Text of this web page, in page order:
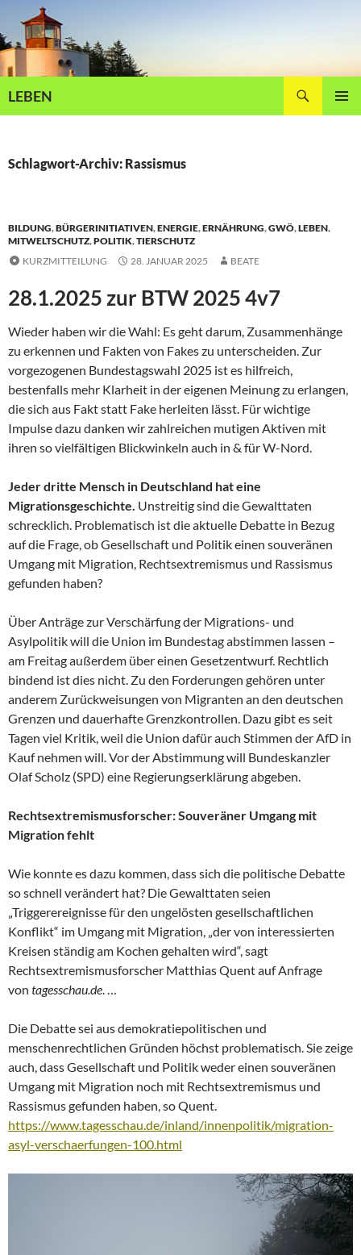
Inhalt
springen
LEBEN
Schlagwort-Archiv: Rassismus
BILDUNG,BÜRGERINITIATIVEN,ENERGIE,ERNÄHRUNG,GWÖ,LEBEN,
MITWELTSCHUTZ,POLITIK,TIERSCHUTZ
KURZMITTEILUNG
28. JANUAR 2025 BEATE
28.1.2025 zur BTW 2025 4v7
Wieder haben wir die Wahl: Es geht darum, Zusammenhänge
zu erkennen und Fakten von Fakes zu unterscheiden. Zur
vorgezogenen Bundestagswahl 2025 ist es hilfreich,
bestenfalls mehr Klarheit in der eigenen Meinung zu erlangen,
die sich aus Fakt statt Fake herleiten lässt. Für wichtige
Impulse dazu danken wir zahlreichen mutigen Aktiven mit
ihren so vielfältigen Blickwinkeln auch in & für W-Nord.
Jeder dritte Mensch in Deutschland hat eine
Migrationsgeschichte. Unstreitig sind die Gewalttaten
schrecklich. Problematisch ist die aktuelle Debatte in Bezug
auf die Frage, ob Gesellschaft und Politik einen souveränen
Umgang mit Migration, Rechtsextremismus und Rassismus
gefunden haben?
Über Anträge zur Verschärfung der Migrations- und
Asylpolitik will die Union im Bundestag abstimmen lassen –
am Freitag außerdem über einen Gesetzentwurf. Rechtlich
bindend ist dies nicht. Zu den Forderungen gehören unter
anderem Zurückweisungen von Migranten an den deutschen
Grenzen und dauerhafte Grenzkontrollen. Dazu gibt es seit
Tagen viel Kritik, weil die Union dafür auch Stimmen der AfD in
Kauf nehmen will. Vor der Abstimmung will Bundeskanzler
Olaf Scholz (SPD) eine Regierungserklärung abgeben.
Rechtsextremismusforscher: Souveräner Umgang mit
Migration fehlt
Wie konnte es dazu kommen, dass sich die politische Debatte
so schnell verändert hat? Die Gewalttaten seien
„Triggerereignisse für den ungelösten gesellschaftlichen
Konflikt“ im Umgang mit Migration, „der von interessierten
Kreisen ständig am Kochen gehalten wird“, sagt
Rechtsextremismusforscher Matthias Quent auf Anfrage
von tagesschau.de. …
Die Debatte sei aus demokratiepolitischen und
menschenrechtlichen Gründen höchst problematisch. Sie zeige
auch, dass Gesellschaft und Politik weder einen souveränen
Umgang mit Migration noch mit Rechtsextremismus und
Rassismus gefunden haben, so Quent.
https://www.tagesschau.de/inland/innenpolitik/migration-
asyl-verschaerfungen-100.html